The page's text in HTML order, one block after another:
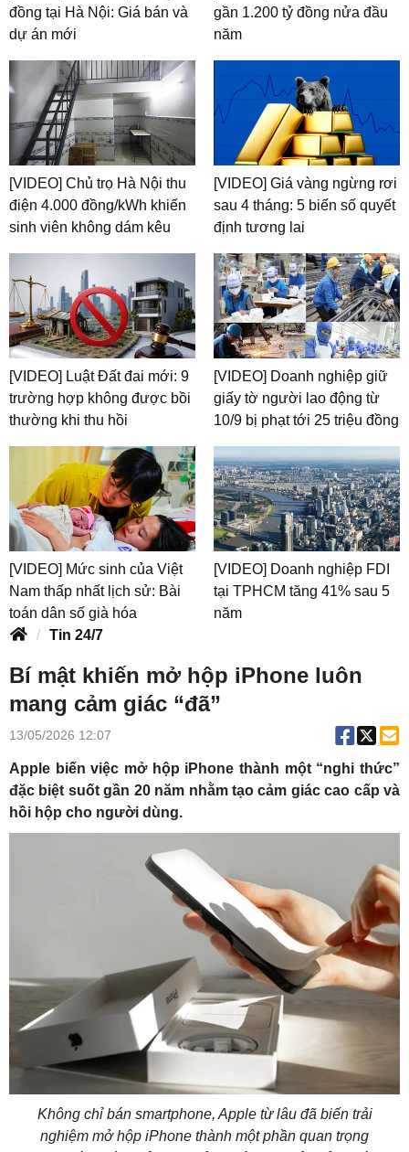
đồng tại Hà Nội: Giá bán và
dự án mới
gần 1.200 tỷ đồng nửa đầu
năm
[VIDEO] Chủ trọ Hà Nội thu
điện 4.000 đồng/kWh khiến
sinh viên không dám kêu
[VIDEO] Giá vàng ngừng rơi
sau 4 tháng: 5 biến số quyết
định tương lai
[VIDEO] Luật Đất đai mới: 9
trường hợp không được bồi
thường khi thu hồi
[VIDEO] Doanh nghiệp giữ
giấy tờ người lao động từ
10/9 bị phạt tới 25 triệu đồng
[VIDEO] Mức sinh của Việt
Nam thấp nhất lịch sử: Bài
toán dân số già hóa
[VIDEO] Doanh nghiệp FDI
tại TPHCM tăng 41% sau 5
năm
Tin 24/7
Bí mật khiến mở hộp iPhone luôn
mang cảm giác “đã”
13/05/2026 12:07
Apple biến việc mở hộp iPhone thành một “nghi thức”
đặc biệt suốt gần 20 năm nhằm tạo cảm giác cao cấp và
hồi hộp cho người dùng.
Không chỉ bán smartphone, Apple từ lâu đã biến trải
nghiệm mở hộp iPhone thành một phần quan trọng